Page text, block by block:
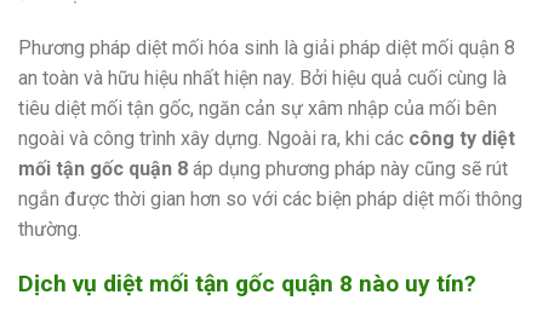
Phương pháp diệt mối hóa sinh là giải pháp diệt mối quận 8
an toàn và hữu hiệu nhất hiện nay. Bởi hiệu quả cuối cùng là
tiêu diệt mối tận gốc, ngăn cản sự xâm nhập của mối bên
ngoài và công trình xây dựng. Ngoài ra, khi các công ty diệt
mối tận gốc quận 8 áp dụng phương pháp này cũng sẽ rút
ngắn được thời gian hơn so với các biện pháp diệt mối thông
thường.
Dịch vụ diệt mối tận gốc quận 8 nào uy tín?